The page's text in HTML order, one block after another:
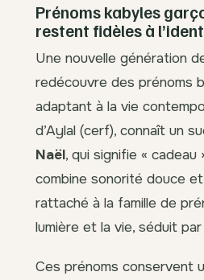
Prénoms kabyles
restent fidèles à
Une nouvelle génération
redécouvre des prénoms
adaptant à la vie
d’Aylal (cerf), connaît un
Naël, qui signifie « cadeau
combine sonorité douce
rattaché à la famille de
lumière et la vie, séduit
Ces prénoms conservent